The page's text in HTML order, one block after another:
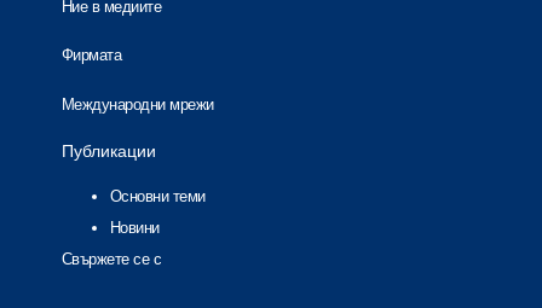
Ние в медиите
Фирмата
Международни мрежи
Публикации
Основни теми
Новини
Свържете се с